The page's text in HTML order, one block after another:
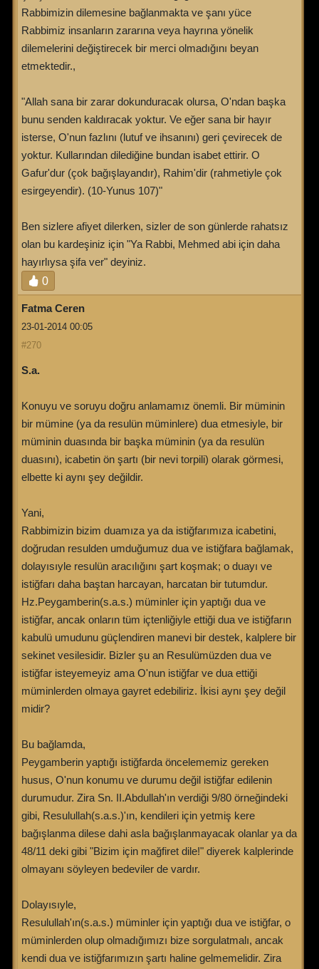
Rabbimizin dilemesine bağlanmakta ve şanı yüce
Rabbimiz insanların zararına veya hayrına yönelik
dilemelerini değiştirecek bir merci olmadığını beyan
etmektedir.,
"Allah sana bir zarar dokunduracak olursa, O'ndan başka
bunu senden kaldıracak yoktur. Ve eğer sana bir hayır
isterse, O'nun fazlını (lutuf ve ihsanını) geri çevirecek de
yoktur. Kullarından dilediğine bundan isabet ettirir. O
Gafur'dur (çok bağışlayandır), Rahim'dir (rahmetiyle çok
esirgeyendir). (10-Yunus 107)"
Ben sizlere afiyet dilerken, sizler de son günlerde rahatsız
olan bu kardeşiniz için "Ya Rabbi, Mehmed abi için daha
hayırlıysa şifa ver" deyiniz.
0
Fatma Ceren
23-01-2014 00:05
#270
S.a.
Konuyu ve soruyu doğru anlamamız önemli. Bir müminin
bir mümine (ya da resulün müminlere) dua etmesiyle, bir
müminin duasında bir başka müminin (ya da resulün
duasını), icabetin ön şartı (bir nevi torpili) olarak görmesi,
elbette ki aynı şey değildir.
Yani,
Rabbimizin bizim duamıza ya da istiğfarımıza icabetini,
doğrudan resulden umduğumuz dua ve istiğfara bağlamak,
dolayısıyle resulün aracılığını şart koşmak; o duayı ve
istiğfarı daha baştan harcayan, harcatan bir tutumdur.
Hz.Peygamberin(s.a.s.) müminler için yaptığı dua ve
istiğfar, ancak onların tüm içtenliğiyle ettiği dua ve istiğfarın
kabulü umudunu güçlendiren manevi bir destek, kalplere bir
sekinet vesilesidir. Bizler şu an Resulümüzden dua ve
istiğfar isteyemeyiz ama O'nun istiğfar ve dua ettiği
müminlerden olmaya gayret edebiliriz. İkisi aynı şey değil
midir?
Bu bağlamda,
Peygamberin yaptığı istiğfarda öncelememiz gereken
husus, O'nun konumu ve durumu değil istiğfar edilenin
durumudur. Zira Sn. II.Abdullah'ın verdiği 9/80 örneğindeki
gibi, Resulullah(s.a.s.)'ın, kendileri için yetmiş kere
bağışlanma dilese dahi asla bağışlanmayacak olanlar ya da
48/11 deki gibi "Bizim için mağfiret dile!" diyerek kalplerinde
olmayanı söyleyen bedeviler de vardır.
Dolayısıyle,
Resulullah'ın(s.a.s.) müminler için yaptığı dua ve istiğfar, o
müminlerden olup olmadığımızı bize sorgulatmalı, ancak
kendi dua ve istiğfarımızın şartı haline gelmemelidir. Zira